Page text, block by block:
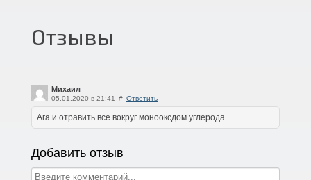
Отзывы
Михаил
05.01.2020 в 21:41 # Ответить
Ага и отравить все вокруг монооксдом углерода
Добавить отзыв